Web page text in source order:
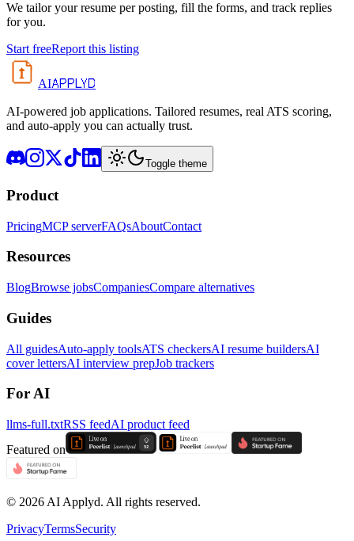
We tailor your resume per posting, fill the forms, and track replies
for you.
Start freeReport this listing
AIAPPLYD
AI-powered job applications. Tailored resumes, real ATS scoring,
and auto-apply you can actually trust.
Toggle theme
Product
PricingMCP serverFAQsAboutContact
Resources
BlogBrowse jobsCompaniesCompare alternatives
Guides
All guidesAuto-apply toolsATS checkersAI resume buildersAI
cover lettersAI interview prepJob trackers
For AI
llms-full.txtRSS feedAI product feed
Featured on
© 2026 AI Applyd. All rights reserved.
PrivacyTermsSecurity